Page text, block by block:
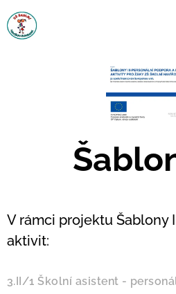
V rámci projektu Šablony
aktivit:
3.II/1 Školní asistent -